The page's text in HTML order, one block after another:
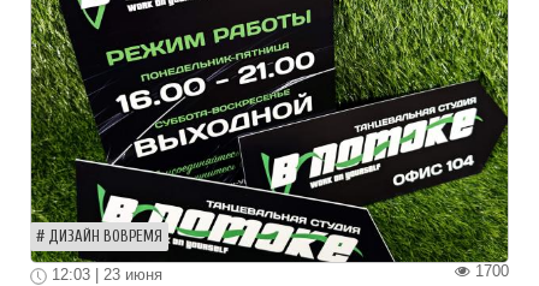
ДИЗАЙН ВОВРЕМЯ
1700
12:03 | 23 июня